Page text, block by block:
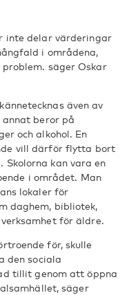
inte delar värderingar
i områdena,
säger Oskar
även av
beror på
och alkohol. En
vill därför flytta bort
kan vara en
i området. Man
lokaler för
daghem, bibliotek,
för äldre.
för, skulle
den sociala
tillit genom att öppna
säger